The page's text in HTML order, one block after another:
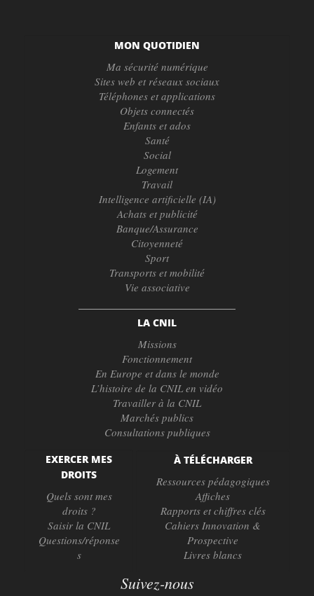
MON QUOTIDIEN
Ma sécurité numérique
Sites web et réseaux sociaux
Téléphones et applications
Objets connectés
Enfants et ados
Santé
Social
Logement
Travail
Intelligence artificielle (IA)
Achats et publicité
Banque/Assurance
Citoyenneté
Sport
Transports et mobilité
Vie associative
LA CNIL
Missions
Fonctionnement
En Europe et dans le monde
L’histoire de la CNIL en vidéo
Travailler à la CNIL
Marchés publics
Consultations publiques
EXERCER MES
DROITS
Quels sont mes
droits ?
Saisir la CNIL
Questions/réponse
s
À TÉLÉCHARGER
Ressources pédagogiques
Affiches
Rapports et chiffres clés
Cahiers Innovation &
Prospective
Livres blancs
Suivez-nous